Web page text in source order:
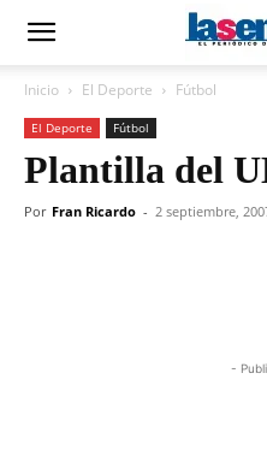
Inicio El Deporte Fútbol
El Deporte Fútbol
Plantilla del
Por Fran Ricardo - 2 septiembre,
-